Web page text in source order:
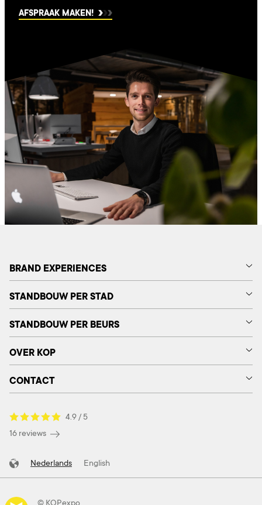
AFSPRAAK MAKEN!
BRAND EXPERIENCES
STANDBOUW PER STAD
STANDBOUW PER BEURS
OVER KOP
CONTACT
4.9 / 5
16 reviews
Nederlands English
© KOPexpo